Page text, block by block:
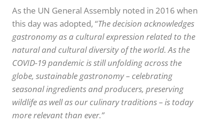
As the UN General Assembly noted in 2016 when
this day was adopted, “The decision acknowledges
gastronomy as a cultural expression related to the
natural and cultural diversity of the world. As the
COVID-19 pandemic is still unfolding across the
globe, sustainable gastronomy – celebrating
seasonal ingredients and producers, preserving
wildlife as well as our culinary traditions – is today
more relevant than ever.”